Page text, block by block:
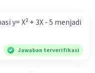
y= X² + 3X - 5 menjadi
Jawaban terverifikasi